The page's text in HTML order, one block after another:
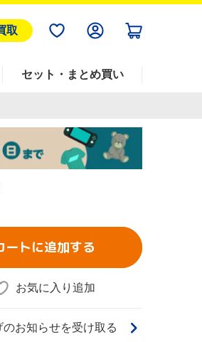
取
セット・まとめ買い
ートに追加する
お気に入り追加
のお知らせを受け取る